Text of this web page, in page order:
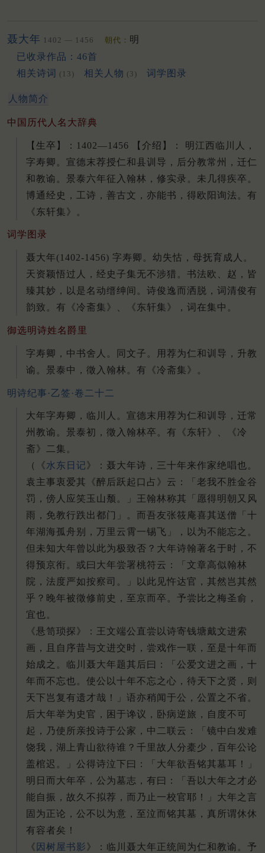
聂大年 1402 — 1456 朝代： 明
已收录作品：46首
相关诗词 (13) 相关人物 (3) 词学图录
人物简介
中国历代人名大辞典
【生卒】：1402—1456 【介绍】： 明江西临川人，
字寿卿。宣德末荐授仁和县训导，后分教常州，迁仁
和教谕。景泰六年征入翰林，修实录。未几得疾卒。
博通经史，工诗，善古文，亦能书，得欧阳询法。有
《东轩集》。
词学图录
聂大年(1402-1456) 字寿卿。幼失怙，母抚育成人。
天资颖悟过人，经史子集无不涉猎。书法欧、赵，皆
臻其妙，以是名动缙绅间。诗俊逸而洒脱，词清俊有
韵致。有《冷斋集》、《东轩集》，词在集中。
御选明诗姓名爵里
字寿卿，中书舍人。同文子。用荐为仁和训导，升教
谕。景泰中，徵入翰林。有《冷斋集》。
明诗纪事·乙签·卷二十二
大年字寿卿，临川人。 宣德末用荐为仁和训导，迁常
州教谕。 景泰初，徵入翰林卒。 有《东轩》、《冷
斋》二集。
（《水东日记》：聂大年诗，三十年来作家绝唱也。
袁主事衷爱其《醉后跃起口占》云：「老我不胜金谷
罚，傍人应笑玉山颓。
」王翰林称其「愿得明朝又风
雨，免教行跌出都门」。 而吾友张筱庵喜其送僧「十
年湖海孤舟别，万里云霄一锡飞」，以为不能忘之。
但未知大年曾以此为极致否？ 大年诗翰著名于时，不
得预京衔。 或曰大年尝署桃符云：「文章高似翰林
院，法度严如按察司。
」以此见忤达官，其然岂其然
乎？ 晚年被徵修前史，至京而卒。 予尝比之梅圣俞，
宜也。
《悬笥琐探》：王文端公直尝以诗寄钱塘戴文进索
画，且自序昔与文进交时，尝戏作一联，至是十年而
始成之。 临川聂大年题其后曰：「公爱文进之画，十
年而不忘也。 使公以十年不忘之心，待天下之贤，则
天下岂复有遗才哉！
」语亦稍闻于公，公置之不省。
后大年举为史官，困于谗议，卧病逆旅，自度不可
起，乃使所亲投诗于公家，中二联云：「镜中白发难
饶我，湖上青山欲待谁？ 千里故人分橐少，百年公论
盖棺迟。
」公得诗泣下曰：「大年欲吾铭其墓耳！
」
明日而大年卒，公为墓志，有曰：「吾以大年之才必
能自振，故久不拟荐，而乃止一校官耶！
」大年之言
固为正论，公不以为意，至泣而铭其墓，真所谓休休
有容者矣！
《 因树屋书影》：临川聂大年正统间为仁和教谕。 予